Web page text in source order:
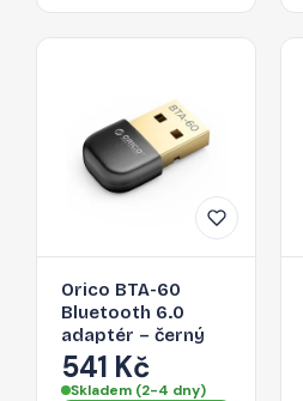
Orico BTA-60
Bluetooth 6.0
adaptér – černý
541 Kč
Skladem (2-4 dny)